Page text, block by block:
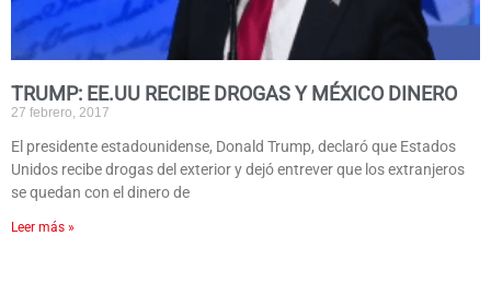
TRUMP: EE.UU RECIBE DROGAS Y MÉXICO DINERO
27 febrero, 2017
El presidente estadounidense, Donald Trump, declaró que Estados
Unidos recibe drogas del exterior y dejó entrever que los extranjeros
se quedan con el dinero de
Leer más »